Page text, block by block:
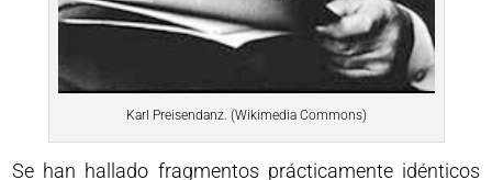
Karl Preisendanz. (Wikimedia Commons)
Se han hallado fragmentos prácticamente idénticos